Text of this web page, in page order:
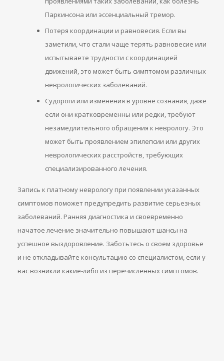
Паркинсона или эссенциальный тремор.
Потеря координации и равновесия. Если вы
заметили, что стали чаще терять равновесие или
испытываете трудности с координацией
движений, это может быть симптомом различных
неврологических заболеваний.
Судороги или изменения в уровне сознания, даже
если они кратковременны или редки, требуют
незамедлительного обращения к неврологу. Это
может быть проявлением эпилепсии или других
неврологических расстройств, требующих
специализированного лечения.
Запись к платному неврологу при появлении указанных
симптомов поможет предупредить развитие серьезных
заболеваний. Ранняя диагностика и своевременно
начатое лечение значительно повышают шансы на
успешное выздоровление. Заботьтесь о своем здоровье
и не откладывайте консультацию со специалистом, если у
вас возникли какие-либо из перечисленных симптомов.